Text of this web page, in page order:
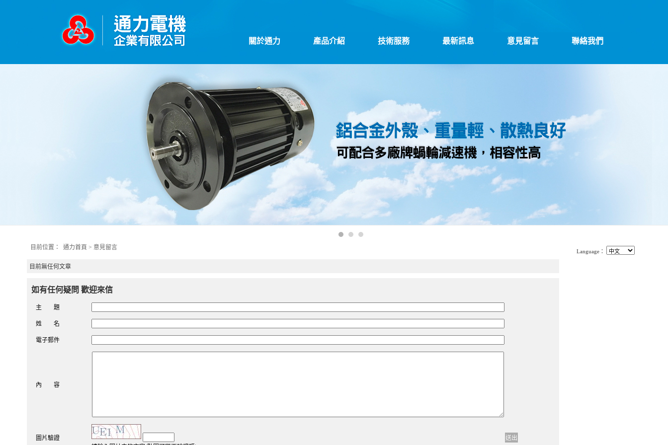
關於通力 產品介紹 技術服務 最新訊息 意見留言 聯絡我們
目前位置： 通力首頁 > 意見留言
目前無任何文章
如有任何疑問 歡迎來信
主 題
姓 名
電子郵件
內 容
圖片驗證
Language：